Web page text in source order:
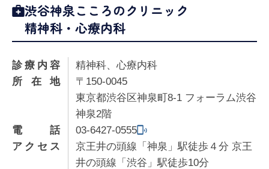
渋谷神泉こころのクリニック
精神科・心療内科
診療内容
精神科、心療内科
所在地
〒150-0045
東京都渋谷区神泉町8-1 フォーラム渋谷
神泉2階
電話
03-6427-0555
アクセス
京王井の頭線「神泉」駅徒歩４分 京王
井の頭線「渋谷」駅徒歩10分